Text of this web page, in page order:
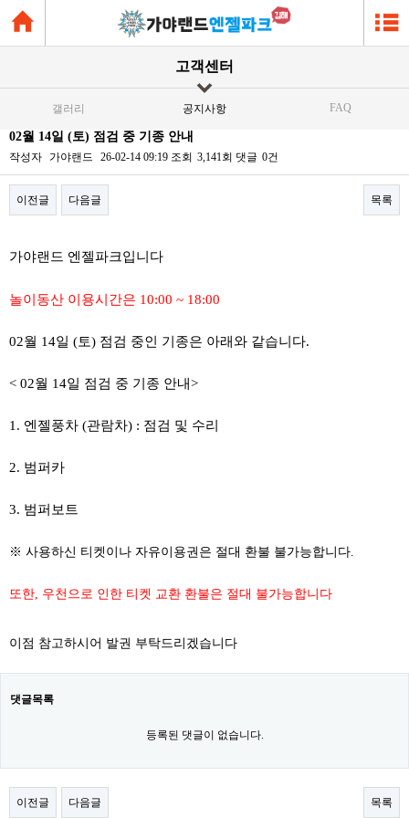
고객센터
갤러리 공지사항 FAQ
02월 14일 (토) 점검 중 기종 안내
작성자 가야랜드 26-02-14 09:19 조회 3,141회 댓글 0건
이전글 다음글 목록
가야랜드 엔젤파크입니다
놀이동산 이용시간은 10:00 ~ 18:00
02월 14일 (토) 점검 중인 기종은 아래와 같습니다.
< 02월 14일 점검 중 기종 안내>
1. 엔젤풍차 (관람차) : 점검 및 수리
2. 범퍼카
3. 범퍼보트
※ 사용하신 티켓이나 자유이용권은 절대 환불 불가능합니다.
또한, 우천으로 인한 티켓 교환 환불은 절대 불가능합니다
이점 참고하시어 발권 부탁드리겠습니다
댓글목록
등록된 댓글이 없습니다.
이전글 다음글 목록